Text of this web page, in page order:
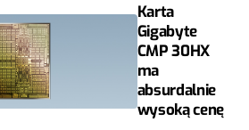
Karta
Gigabyte
CMP 30HX
ma
absurdalnie
wysoką cenę